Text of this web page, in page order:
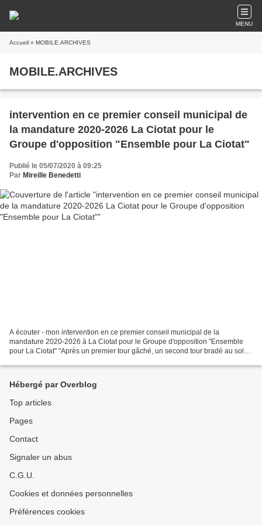
MENU
Accueil » MOBILE.ARCHIVES
MOBILE.ARCHIVES
intervention en ce premier conseil municipal de
la mandature 2020-2026 La Ciotat pour le
Groupe d'opposition "Ensemble pour La Ciotat"
Publié le 05/07/2020 à 09:25
Par Mireille Benedetti
A écouter - mon intervention en ce premier conseil municipal de la
mandature 2020-2026 à La Ciotat pour le Groupe d'opposition "Ensemble
pour La Ciotat" "Après un premier tour gâché, un second tour bradé au soleil
Hébergé par Overblog
Top articles
Pages
Contact
Signaler un abus
C.G.U.
Cookies et données personnelles
Préférences cookies